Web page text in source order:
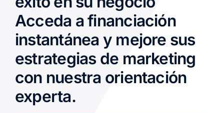
Acceda a financiación
instantánea y mejore sus
estrategias de marketing
con nuestra orientación
experta.